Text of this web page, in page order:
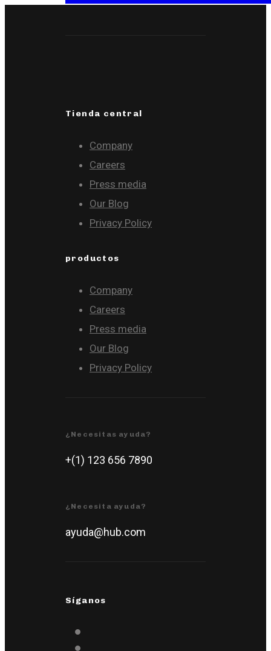
Tienda central
Company
Careers
Press media
Our Blog
Privacy Policy
productos
Company
Careers
Press media
Our Blog
Privacy Policy
¿Necesitas ayuda?
+(1) 123 656 7890
¿Necesita ayuda?
ayuda@hub.com
Síganos